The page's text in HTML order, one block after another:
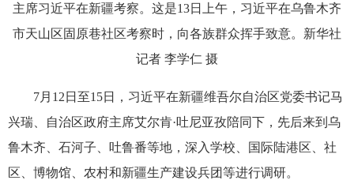
主席习近平在新疆考察。这是13日上午，习近平在乌鲁木齐
市天山区固原巷社区考察时，向各族群众挥手致意。新华社
记者 李学仁 摄
7月12日至15日，习近平在新疆维吾尔自治区党委书记马
兴瑞、自治区政府主席艾尔肯·吐尼亚孜陪同下，先后来到乌
鲁木齐、石河子、吐鲁番等地，深入学校、国际陆港区、社
区、博物馆、农村和新疆生产建设兵团等进行调研。